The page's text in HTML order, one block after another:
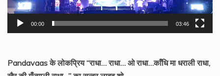
00:00 03:46
Pandavaas के लोकप्रिय “राधा… राधा… ओ राधा…काँधि मा धराली राधा,